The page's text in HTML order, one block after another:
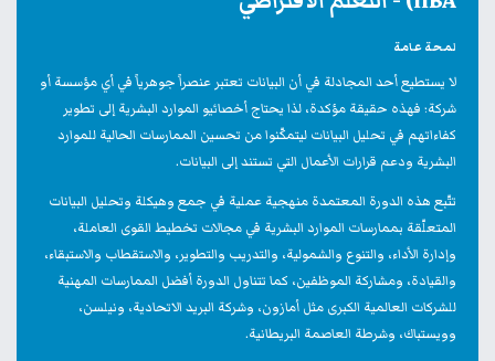
لمحة عامة
لا يستطيع أحد المجادلة في أن البيانات تعتبر عنصراً جوهرياً في أي مؤسسة أو
شركة؛ فهذه حقيقة مؤكدة، لذا يحتاج أخصائيو الموارد البشرية إلى تطوير
كفاءاتهم في تحليل البيانات ليتمكّنوا من تحسين الممارسات الحالية للموارد
البشرية ودعم قرارات الأعمال التي تستند إلى البيانات.
تتّبع هذه الدورة المعتمدة منهجية عملية في جمع وهيكلة وتحليل البيانات
المتعلّقة بممارسات الموارد البشرية في مجالات تخطيط القوى العاملة،
وإدارة الأداء، والتنوع والشمولية، والتدريب والتطوير، والاستقطاب والاستبقاء،
والقيادة، ومشاركة الموظفين، كما تتناول الدورة أفضل الممارسات المهنية
للشركات العالمية الكبرى مثل أمازون، وشركة البريد الاتحادية، ونيلسن،
وويستباك، وشرطة العاصمة البريطانية.